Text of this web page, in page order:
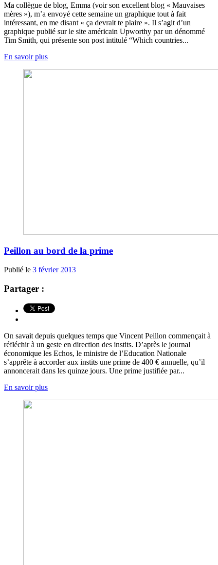
Ma collègue de blog, Emma (voir son excellent blog « Mauvaises
mères »), m’a envoyé cette semaine un graphique tout à fait
intéressant, en me disant « ça devrait te plaire ». Il s’agit d’un
graphique publié sur le site américain Upworthy par un dénommé
Tim Smith, qui présente son post intitulé “Which countries...
En savoir plus
Peillon au bord de la prime
Publié le 3 février 2013
Partager :
On savait depuis quelques temps que Vincent Peillon commençait à
réfléchir à un geste en direction des instits. D’après le journal
économique les Echos, le ministre de l’Education Nationale
s’apprête à accorder aux instits une prime de 400 € annuelle, qu’il
annoncerait dans les quinze jours. Une prime justifiée par...
En savoir plus